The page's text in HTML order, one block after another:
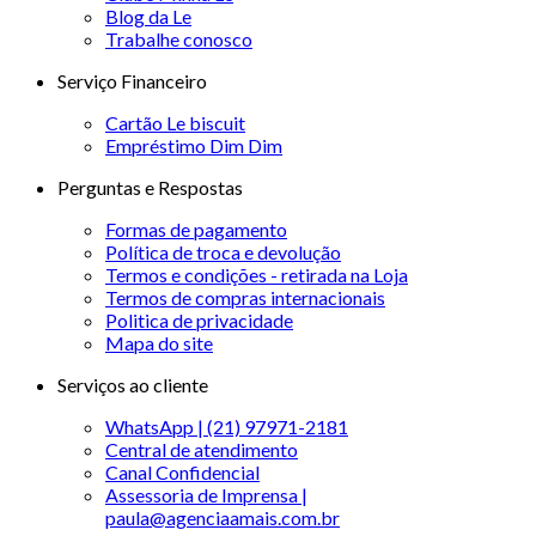
Blog da Le
Trabalhe conosco
Serviço Financeiro
Cartão Le biscuit
Empréstimo Dim Dim
Perguntas e Respostas
Formas de pagamento
Política de troca e devolução
Termos e condições - retirada na Loja
Termos de compras internacionais
Politica de privacidade
Mapa do site
Serviços ao cliente
WhatsApp | (21) 97971-2181
Central de atendimento
Canal Confidencial
Assessoria de Imprensa |
paula@agenciaamais.com.br